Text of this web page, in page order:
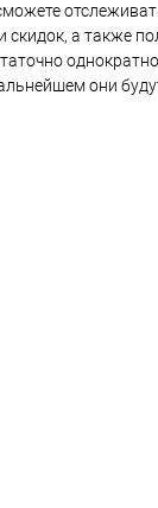
скидок, а также
они